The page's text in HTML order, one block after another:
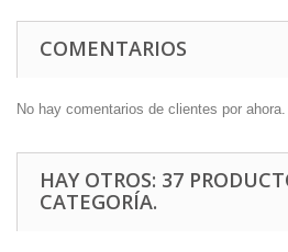
COMENTARIOS
No hay comentarios de clientes por ahora.
HAY OTROS: 37
CATEGORÍA.